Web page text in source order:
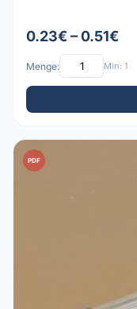
0.23€ – 0.51€
Menge: Min: 1
PDF